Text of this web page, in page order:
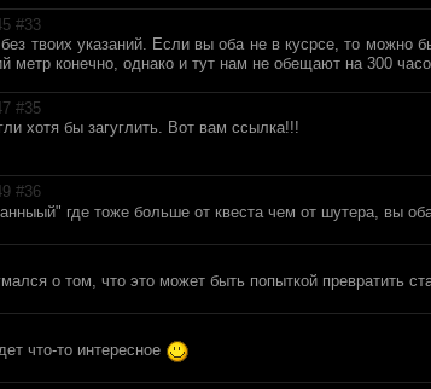
#33
без твоих указаний. Если вы оба не в кусрсе, то
метр конечно, однако и тут нам не обещают на 300
#35
хотя бы загуглить. Вот вам ссылка!!!
#36
где тоже больше от квеста чем от шутера, вы
о том, что это может быть попыткой превратить
что-то интересное